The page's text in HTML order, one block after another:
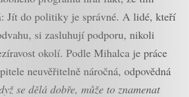
Jít do politiky je správné. A lidé, kteří
si zasluhují podporu, nikoli
okolí. Podle Mihalca je práce
neuvěřitelně náročná, odpovědná
se dělá dobře, může to znamenat